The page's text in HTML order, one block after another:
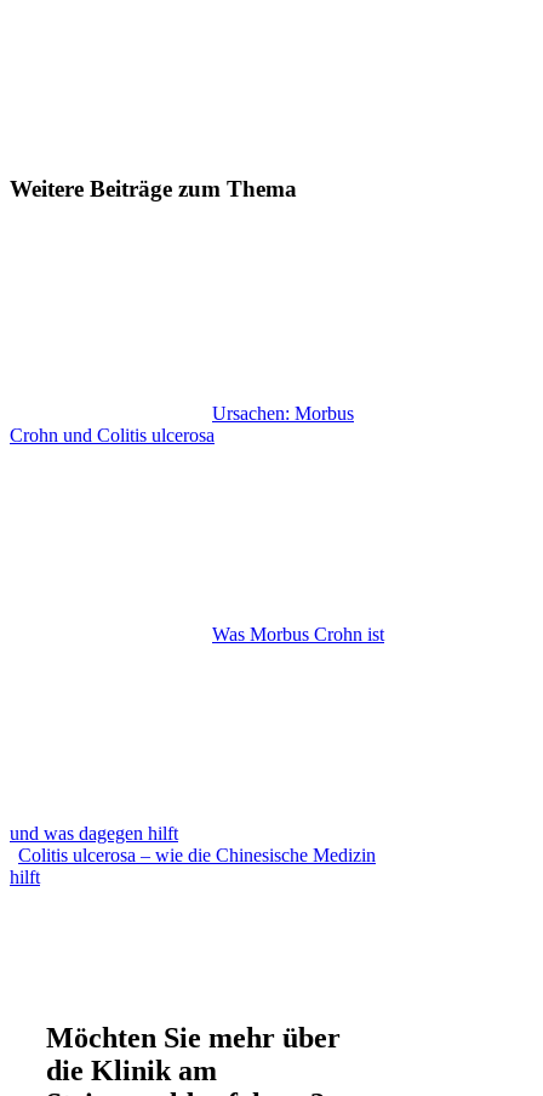
Weitere Beiträge zum Thema
Ursachen: Morbus
Crohn und Colitis ulcerosa
Was Morbus Crohn ist
und was dagegen hilft
Colitis ulcerosa – wie die Chinesische Medizin
hilft
Möchten Sie mehr über
die Klinik am